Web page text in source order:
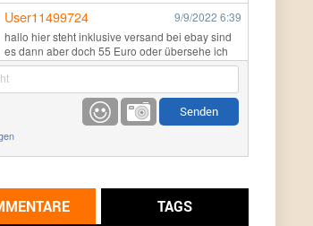
User11499724 9/9/2022 6:39
hallo hier steht inklusive versand bei ebay sind
es dann aber doch 55 Euro oder übersehe ich
etwas
9/1/20226:17
Ich glaube du hast den Sinn eines
Schnäppchenblogs noch immer nicht
Günni 9/1/2022
TAGS